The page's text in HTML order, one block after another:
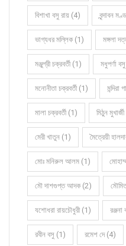
বিশাখা বসু রায় (4) বৃন্দাবন
ভাগ্যধর মল্লিক (1) মঙ্গলা
মঞ্জুশ্রী চক্রবর্তী (1) মধুপর্ণা
মনোনীতা চক্রবর্তী (1) মন্দিরা
মালা চক্রবর্তী (1) মিঠুন
মেরী খাতুন (1) মৈত্রেয়ী
মোঃ মনিরুল আলম (1)
মৌ দাশগুপ্ত আদক (2)
যশোধরা রায়চৌধুরী (1)
রবীন বসু (1) রমেশ দে (4)